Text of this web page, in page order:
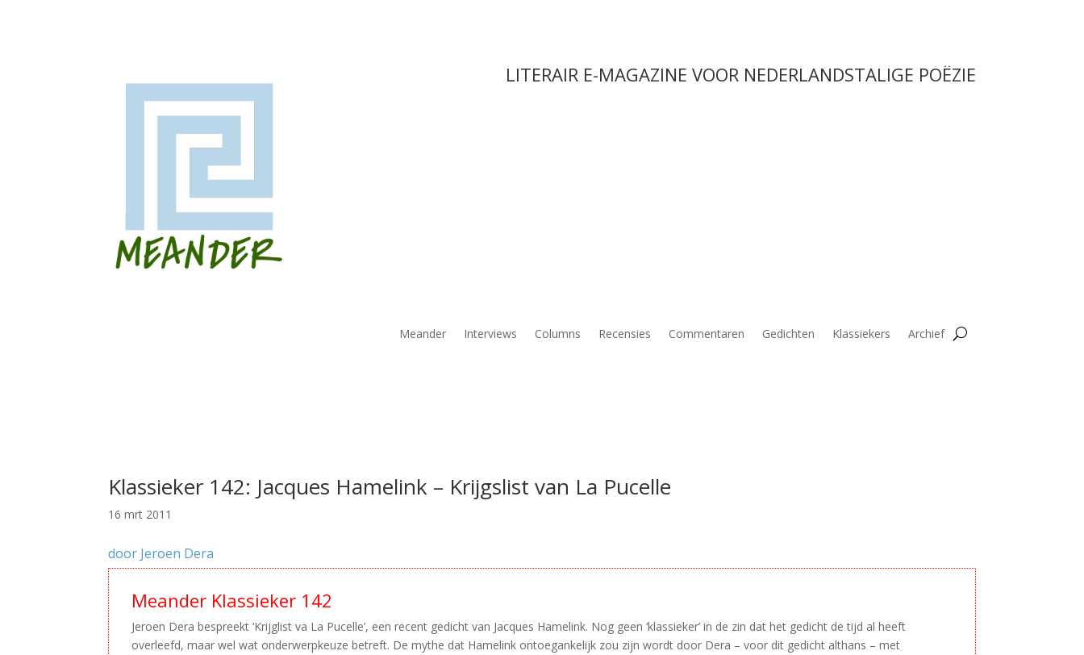
LITERAIR E-MAGAZINE VOOR NEDERLANDSTALIGE POËZIE
Meander Interviews Columns Recensies Commentaren Gedichten Klassiekers Archief
Klassieker 142: Jacques Hamelink – Krijgslist van La Pucelle
16 mrt 2011
door Jeroen Dera
Meander Klassieker 142
Jeroen Dera bespreekt ‘Krijglist va La Pucelle’, een recent gedicht van Jacques Hamelink. Nog geen ‘klassieker’ in de zin dat het gedicht de tijd al heeft
overleefd, maar wel wat onderwerpkeuze betreft. De mythe dat Hamelink ontoegankelijk zou zijn wordt door Dera – voor dit gedicht althans – met